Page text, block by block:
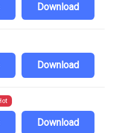
Download
Download
Download